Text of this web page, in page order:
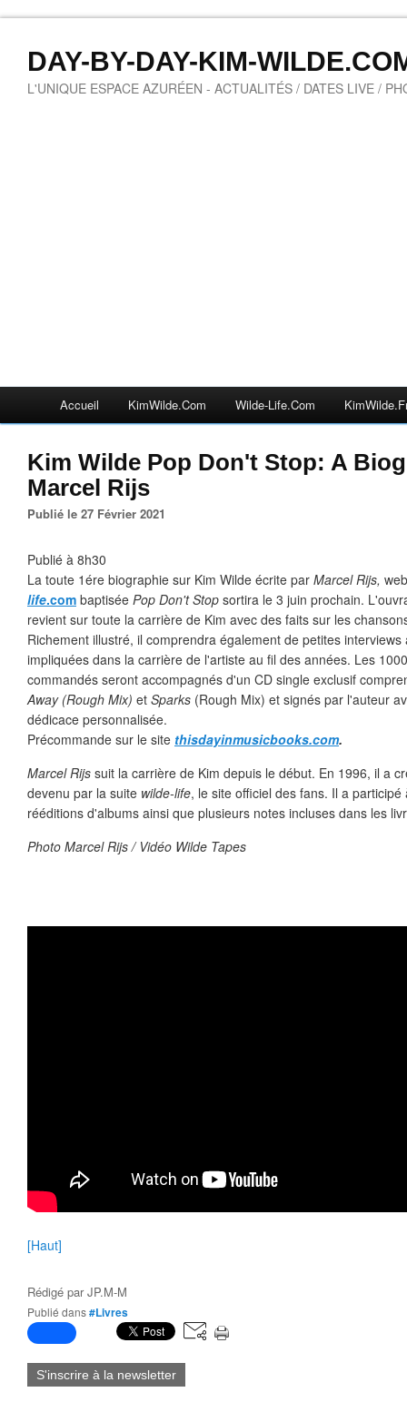
DAY-BY-DAY-KIM-
L'UNIQUE ESPACE AZURÉEN - ACTUALITÉS / DATES LIVE /
Accueil KimWilde.com Wilde-Life.com
Kim Wilde Pop Don't Stop: A
Marcel Rijs
Publié le 27 Février 2021
Publié à 8h30
La toute 1ére biographie sur Kim Wilde écrite par Marcel Rijs,
life.com baptisée Pop Don't Stop sortira le 3 juin prochain.
revient sur toute la carrière de Kim avec des faits sur les
Richement illustré, il comprendra également de petites
impliquées dans la carrière de l'artiste au fil des années. Les
commandés seront accompagnés d'un CD single exclusif
Away (Rough Mix) et Sparks (Rough Mix) et signés par l'auteur
dédicace personnalisée.
Précommande sur le site thisdayinmusicbooks.com.
Marcel Rijs suit la carrière de Kim depuis le début. En 1996, il a
devenu par la suite wilde-life, le site officiel des fans. Il a
rééditions d'albums ainsi que plusieurs notes incluses dans les
Photo Marcel Rijs / Vidéo Wilde Tapes
[Haut]
Rédigé parJP.M-M
Publié dans#Livres
S'inscrire à la newsletter